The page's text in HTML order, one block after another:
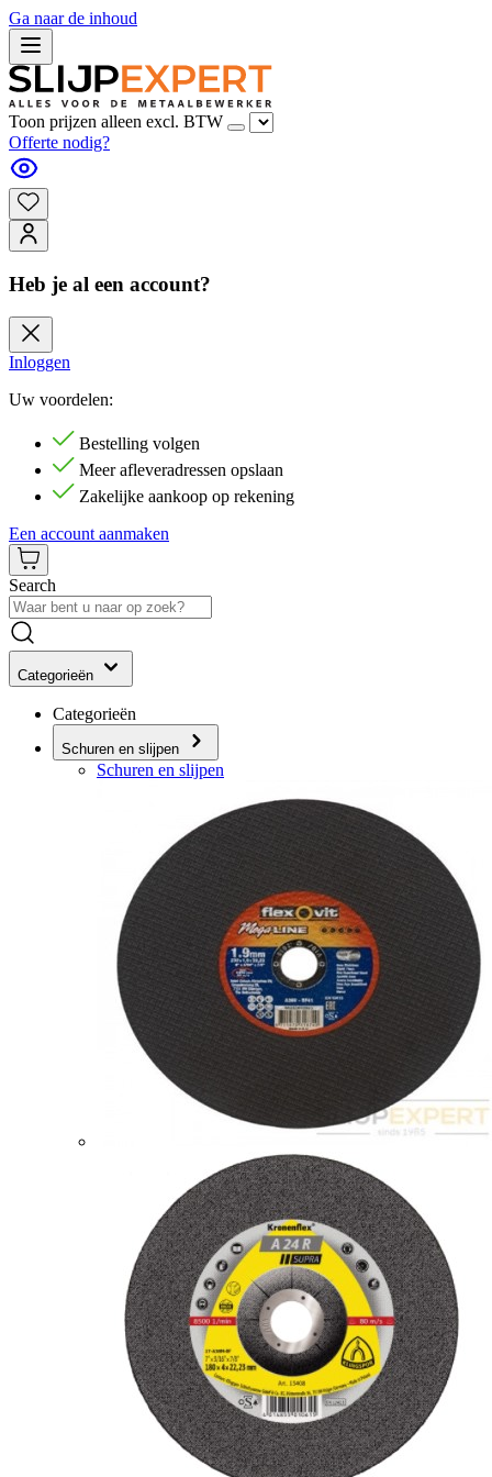
Ga naar de inhoud
Toon prijzen alleen excl. BTW
Offerte nodig?
Heb je al een account?
Inloggen
Uw voordelen:
Bestelling volgen
Meer afleveradressen opslaan
Zakelijke aankoop op rekening
Een account aanmaken
Search
Categorieën
Categorieën
Schuren en slijpen
Schuren en slijpen